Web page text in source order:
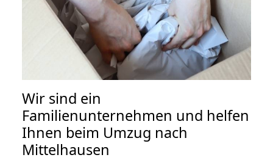
Wir sind ein
Familienunternehmen und helfen
Ihnen beim Umzug nach
Mittelhausen